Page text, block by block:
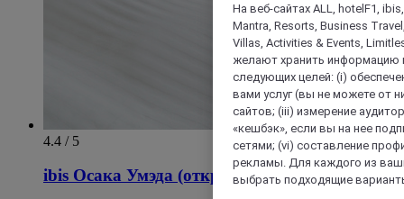
4.4 / 5
ibis Осака Умэда (открытие в ноябре 2018 г.)
На веб-сайтах ALL, hotelF1,
Mantra, Resorts, Business
Villas, Activities & Events,
желают хранить информацию
следующих целей: (i)
вами услуг (вы не можете от
сайтов; (iii) измерение
«кешбэк», если вы на нее
сетями; (vi) составление
рекламы. Для каждого из
выбрать подходящие